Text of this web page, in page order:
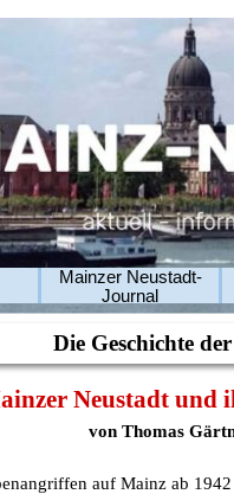
Mainzer Neustadt-
Journal
Die Geschichte
Neustadt und
von Thomas
auf Mainz ab